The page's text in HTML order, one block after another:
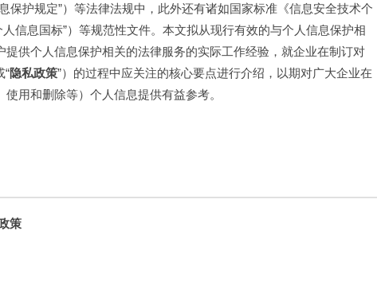
保护规定”）等法律法规中，此外还有诸如国家标准《信息安全技术个
信息国标”）等规范性文件。本文拟从现行有效的与个人信息保护相
供个人信息保护相关的法律服务的实际工作经验，就企业在制订对
“隐私政策”）的过程中应关注的核心要点进行介绍，以期对广大企业在
用和删除等）个人信息提供有益参考。
策